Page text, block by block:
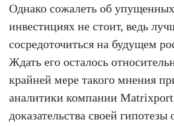
Однако сожалеть об
инвестициях не стоит, ведь
сосредоточиться на будущем
Ждать его осталось
крайней мере такого мнения
аналитики компании
доказательства своей